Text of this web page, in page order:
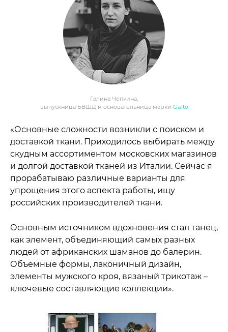
Галина Чепкина,
выпускница БВШД и основательница марки Gaito
«Основные сложности возникли с поиском и
доставкой ткани. Приходилось выбирать между
скудным ассортиментом московских магазинов
и долгой доставкой тканей из Италии. Сейчас я
прорабатываю различные варианты для
упрощения этого аспекта работы, ищу
российских производителей ткани.
Основным источником вдохновения стал танец,
как элемент, объединяющий самых разных
людей от африканских шаманов до балерин.
Объемные формы, лаконичный дизайн,
элементы мужского кроя, вязаный трикотаж –
ключевые составляющие коллекции».